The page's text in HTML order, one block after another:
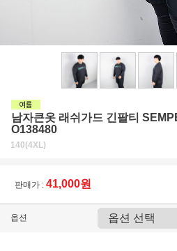
남자큰옷 래쉬가드 긴팔티
O138480
140(4XL)
판매가 : 41,000원
옵션